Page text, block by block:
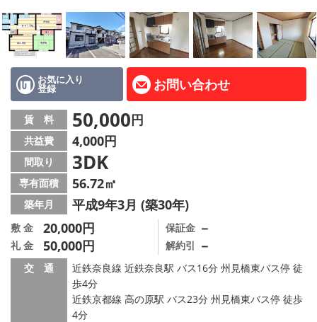
AcePlanner公式ライン
SNS
スタッフ紹介
リフォーム のことなら！
オーナー様へ
住宅型有料老人 Ｆｌｅｕｒａｇｅ
店舗情報·アクセス
会社概要
メールでお問い合わせ
お気に入り
登録 お問い合わせ
賃 料 50,000円
共益費 4,000円
間取り 3DK
専有面積 56.72㎡
築年月 平成9年3月 (築30年)
敷 金 20,000円
礼 金 50,000円
保証金 －
解約引 －
交 通
近鉄奈良線 近鉄奈良駅 バス16分 州見橋東バス停 徒
歩4分
近鉄京都線 高の原駅 バス23分 州見橋東バス停 徒歩
4分